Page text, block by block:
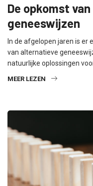
De opkomst
geneeswijzen
In de afgelopen jaren is
van alternatieve
natuurlijke oplossingen
MEER LEZEN